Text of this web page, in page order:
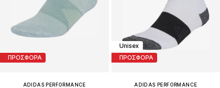
ΠΡΟΣΦΟΡΑ
ADIDAS PERFORMANCE
Unisex
ΠΡΟΣΦΟΡΑ
ADIDAS PERFORMANCE